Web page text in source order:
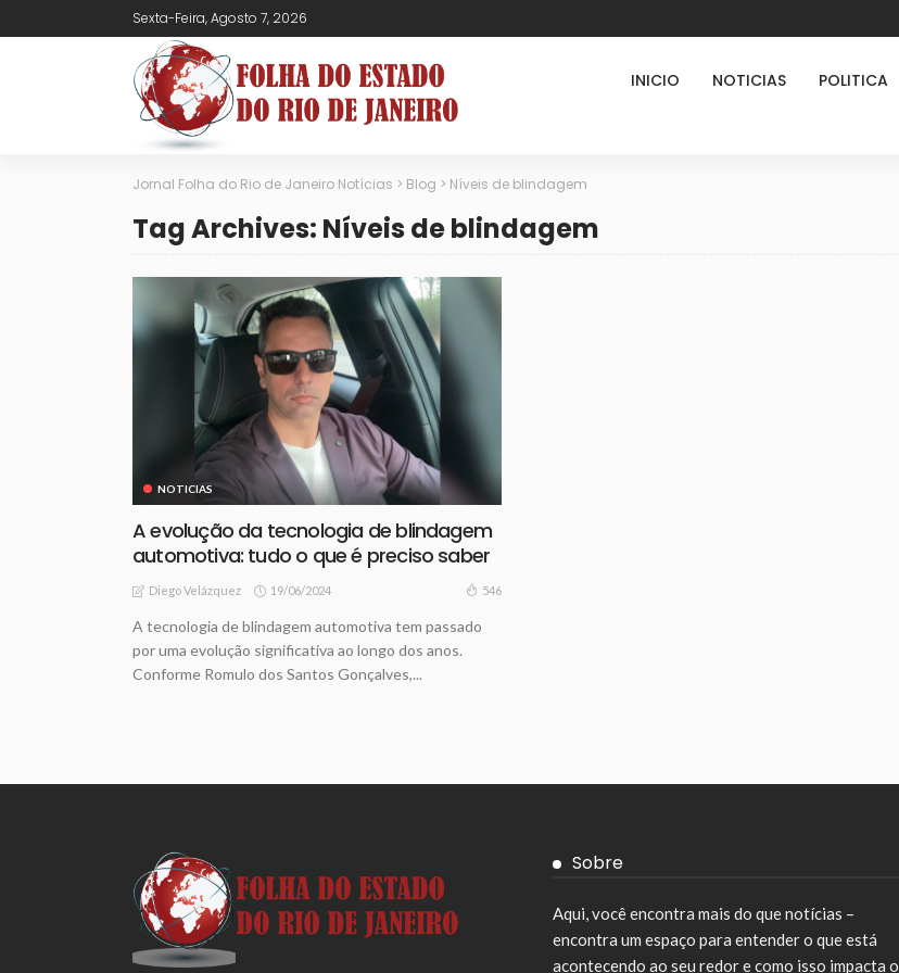
Sexta-Feira, Agosto 7, 2026
INICIO NOTICIAS POLITICA
Jornal Folha do Rio de Janeiro Notícias > Blog > Níveis de blindagem
Tag Archives: Níveis de blindagem
NOTICIAS
A evolução da tecnologia de blindagem
automotiva: tudo o que é preciso saber
Diego Velázquez 19/06/2024 546
A tecnologia de blindagem automotiva tem passado
por uma evolução significativa ao longo dos anos.
Conforme Romulo dos Santos Gonçalves,...
Sobre
Aqui, você encontra mais do que notícias –
encontra um espaço para entender o que está
acontecendo ao seu redor e como isso impacta o